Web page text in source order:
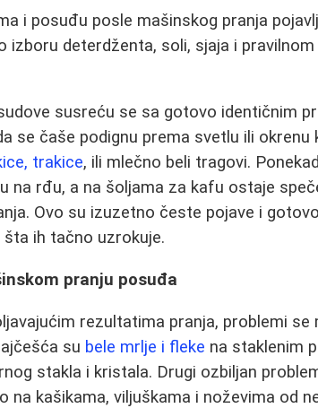
i posuđu posle mašinskog pranja
izboru deterdženta, soli, sjaja i
susreću se sa gotovo identičnim
se čaše podignu prema svetlu ili okrenu
trakice, ili mlečno beli tragovi.
na rđu, a na šoljama za kafu ostaje
Ovo su izuzetno česte pojave i
ih tačno uzrokuje.
pranju posuđa
rezultatima pranja, problemi
su bele mrlje i fleke na staklenim
stakla i kristala. Drugi ozbiljan
na kašikama, viljuškama i noževima od